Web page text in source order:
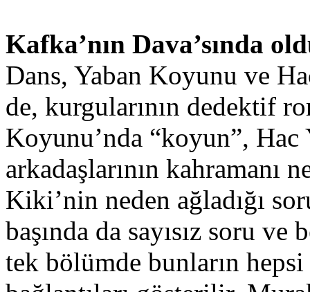
Kafka’nın Dava’sında
Dans, Yaban Koyunu ve
de, kurgularının dedektif
Koyunu’nda “koyun”, Hac
arkadaşlarının kahramanı
Kiki’nin neden ağladığı
başında da sayısız soru
tek bölümde bunların